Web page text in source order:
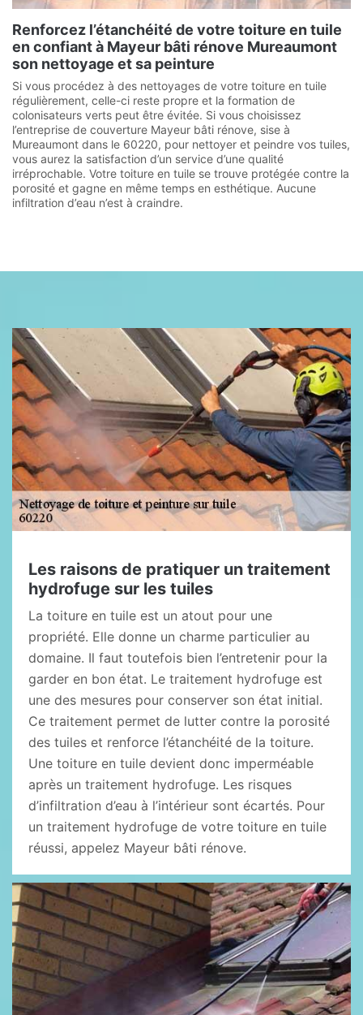
Renforcez l’étanchéité de votre toiture en tuile
en confiant à Mayeur bâti rénove Mureaumont
son nettoyage et sa peinture
Si vous procédez à des nettoyages de votre toiture en tuile
régulièrement, celle-ci reste propre et la formation de
colonisateurs verts peut être évitée. Si vous choisissez
l’entreprise de couverture Mayeur bâti rénove, sise à
Mureaumont dans le 60220, pour nettoyer et peindre vos tuiles,
vous aurez la satisfaction d’un service d’une qualité
irréprochable. Votre toiture en tuile se trouve protégée contre la
porosité et gagne en même temps en esthétique. Aucune
infiltration d’eau n’est à craindre.
Les raisons de pratiquer un traitement
hydrofuge sur les tuiles
La toiture en tuile est un atout pour une
propriété. Elle donne un charme particulier au
domaine. Il faut toutefois bien l’entretenir pour la
garder en bon état. Le traitement hydrofuge est
une des mesures pour conserver son état initial.
Ce traitement permet de lutter contre la porosité
des tuiles et renforce l’étanchéité de la toiture.
Une toiture en tuile devient donc imperméable
après un traitement hydrofuge. Les risques
d’infiltration d’eau à l’intérieur sont écartés. Pour
un traitement hydrofuge de votre toiture en tuile
réussi, appelez Mayeur bâti rénove.